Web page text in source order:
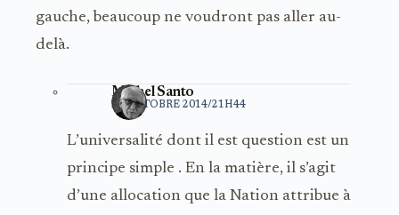
gauche, beaucoup ne voudront pas aller au-
delà.
Michel Santo
21 OCTOBRE 2014/21H44
L’universalité dont il est question est un
principe simple . En la matière, il s’agit
d’une allocation que la Nation attribue à